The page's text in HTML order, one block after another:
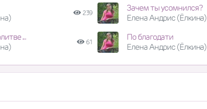
239
Зачем ты усомнился?
Елена Андрис (Ёлкина)
...
61
По благодати
Елена Андрис (Ёлкина)